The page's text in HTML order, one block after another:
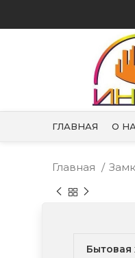
ГЛАВНАЯ О
Главная
Бытовая